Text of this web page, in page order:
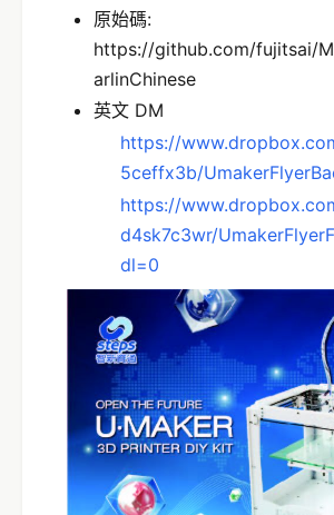
原始碼:
https://github.com/fujitsai/
arlinChinese
英文 DM
https://
5ceffx3b/
https://
d4sk7c3wr/
dl=0